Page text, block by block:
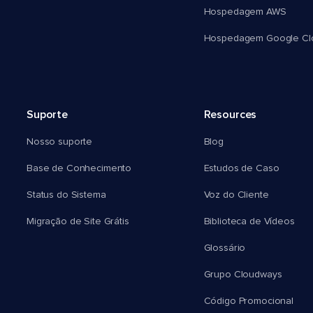
Hospedagem AWS
Hospedagem Google
Suporte
Nosso suporte
Base de Conhecimento
Status do Sistema
Migração de Site Grátis
Resources
Blog
Estudos de Caso
Voz do Cliente
Biblioteca de Vídeos
Glossário
Grupo Cloudways
Código Promocional